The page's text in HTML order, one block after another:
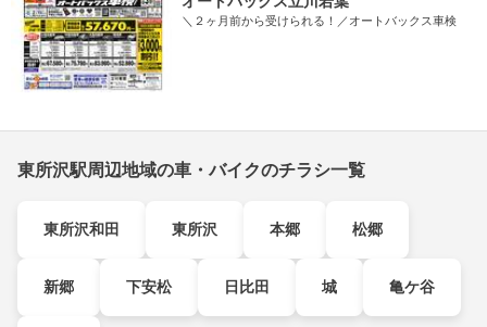
＼２ヶ月前から受けられる！／オートバックス車検
東所沢駅周辺地域の車・バイクのチラシ一覧
東所沢和田 東所沢 本郷 松郷
新郷 下安松 日比田 城 亀ケ谷